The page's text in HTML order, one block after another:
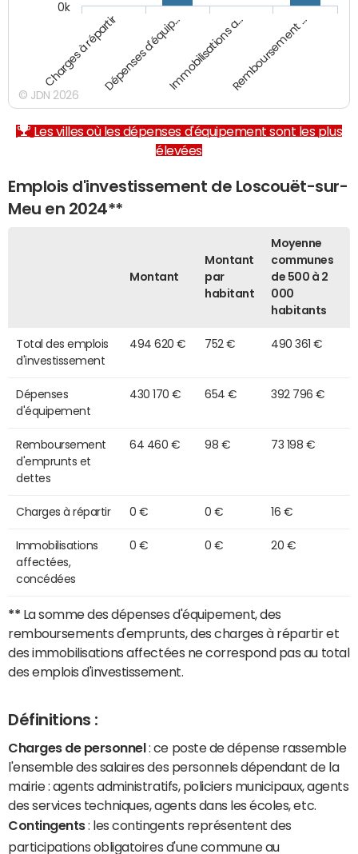
Charges à répartirDépenses d'équip…Immobilisations a…Remboursement …
0k
© JDN 2026
Les villes où les dépenses d'équipement sont les plus
élevées
Emplois d'investissement de Loscouët-sur-
Meu en 2024**
Montant
Montant
par
habitant
Moyenne
communes
de 500 à 2
000
habitants
Total des emplois
d'investissement
494 620 € 752 € 490 361 €
Dépenses
d'équipement
430 170 € 654 € 392 796 €
Remboursement
d'emprunts et
dettes
64 460 € 98 € 73 198 €
Charges à répartir 0 € 0 € 16 €
Immobilisations
affectées,
concédées
0 € 0 € 20 €
** La somme des dépenses d'équipement, des
remboursements d'emprunts, des charges à répartir et
des immobilisations affectées ne correspond pas au total
des emplois d'investissement.
Définitions :
Charges de personnel : ce poste de dépense rassemble
l'ensemble des salaires des personnels dépendant de la
mairie : agents administratifs, policiers municipaux, agents
des services techniques, agents dans les écoles, etc.
Contingents: les contingents représentent des
participations obligatoires d'une commune au